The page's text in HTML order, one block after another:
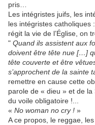
pris…
Les intégristes juifs, les
les intégristes catholiques
régit la vie de l’Église, on
" Quand ils assistent aux
doivent être tête nue […]
tête couverte et être
s’approchent de la sainte
remettre en cause cette
parole de « dieu » et de
du voile obligatoire !...
« No woman no cry ! »
A ce propos, le reggae,